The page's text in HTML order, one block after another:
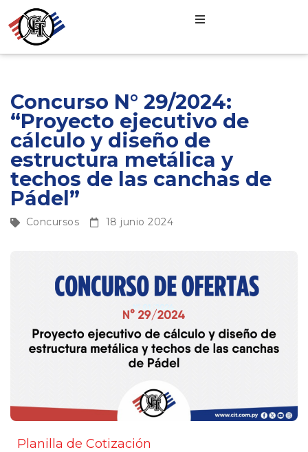
Concurso N° 29/2024:
“Proyecto ejecutivo de
cálculo y diseño de
estructura metálica y
techos de las canchas de
Pádel”
Concursos 18 junio 2024
Planilla de Cotización